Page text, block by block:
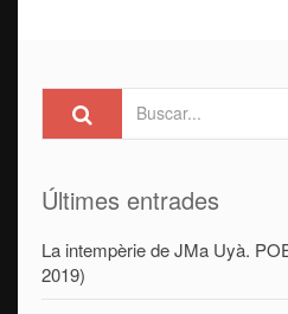
Últimes entrades
La intempèrie de JMa Uyà.
2019)